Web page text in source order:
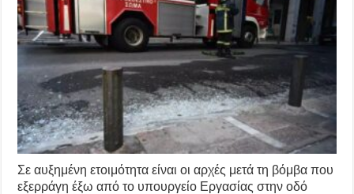
Σε αυξημένη ετοιμότητα είναι οι αρχές μετά τη βόμβα που
εξερράγη έξω από το υπουργείο Εργασίας στην οδό